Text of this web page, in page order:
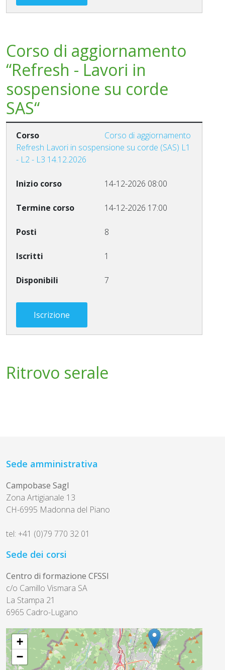
Corso di aggiornamento
“Refresh - Lavori in
sospensione su corde
SAS“
Corso di aggiornamento
Refresh Lavori in sospensione su corde (SAS) L1
- L2 - L3 14.12.2026
14-12-2026 08:00
14-12-2026 17:00
8
1
7
Iscrizione
Ritrovo serale
Sede amministrativa
Campobase Sagl
Zona Artigianale 13
CH-6995 Madonna del Piano
tel: +41 (0)79 770 32 01
Sede dei corsi
Centro di formazione CFSSI
c/o Camillo Vismara SA
La Stampa 21
6965 Cadro-Lugano
+
−